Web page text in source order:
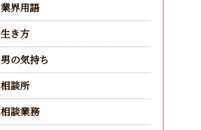
業界用語
生き方
男の気持ち
相談所
相談業務